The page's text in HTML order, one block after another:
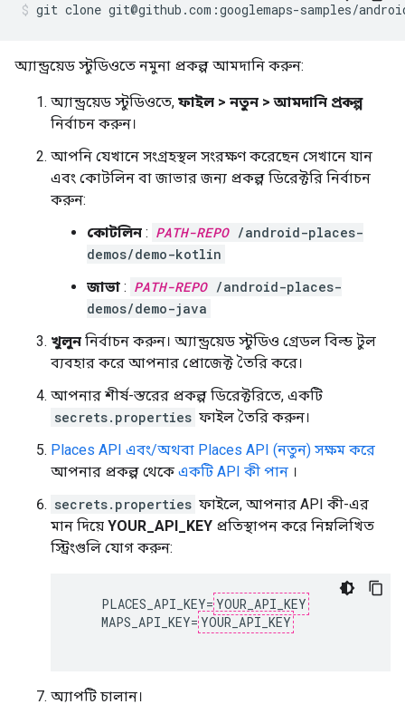
git clone git@github.com:googlemaps-samples/
অ্যান্ড্রয়েড স্টুডিওতে নমুনা প্রকল্প আমদানি করুন:
অ্যান্ড্রয়েড স্টুডিওতে, ফাইল > নতুন > আমদানি প্রকল্প
নির্বাচন করুন।
আপনি যেখানে সংগ্রহস্থল সংরক্ষণ করেছেন সেখানে যান
এবং কোটলিন বা জাভার জন্য প্রকল্প ডিরেক্টরি নির্বাচন
করুন:
কোটলিন : PATH-REPO/android-places-
demos/demo-kotlin
জাভা : PATH-REPO/android-places-
demos/demo-java
খুলুন নির্বাচন করুন। অ্যান্ড্রয়েড স্টুডিও গ্রেডল বিল্ড টুল
ব্যবহার করে আপনার প্রোজেক্ট তৈরি করে।
আপনার শীর্ষ-স্তরের প্রকল্প ডিরেক্টরিতে, একটি
secrets.properties ফাইল তৈরি করুন।
Places API এবং/অথবা Places API (নতুন) সক্ষম করে
আপনার প্রকল্প থেকে একটি API কী পান ।
secrets.properties ফাইলে, আপনার API কী-এর
মান দিয়ে YOUR_API_KEY প্রতিস্থাপন করে নিম্নলিখিত
স্ট্রিংগুলি যোগ করুন:
    PLACES_API_KEY=
YOUR_API_KEY
    MAPS_API_KEY=
YOUR_API_KEY
অ্যাপটি চালান।